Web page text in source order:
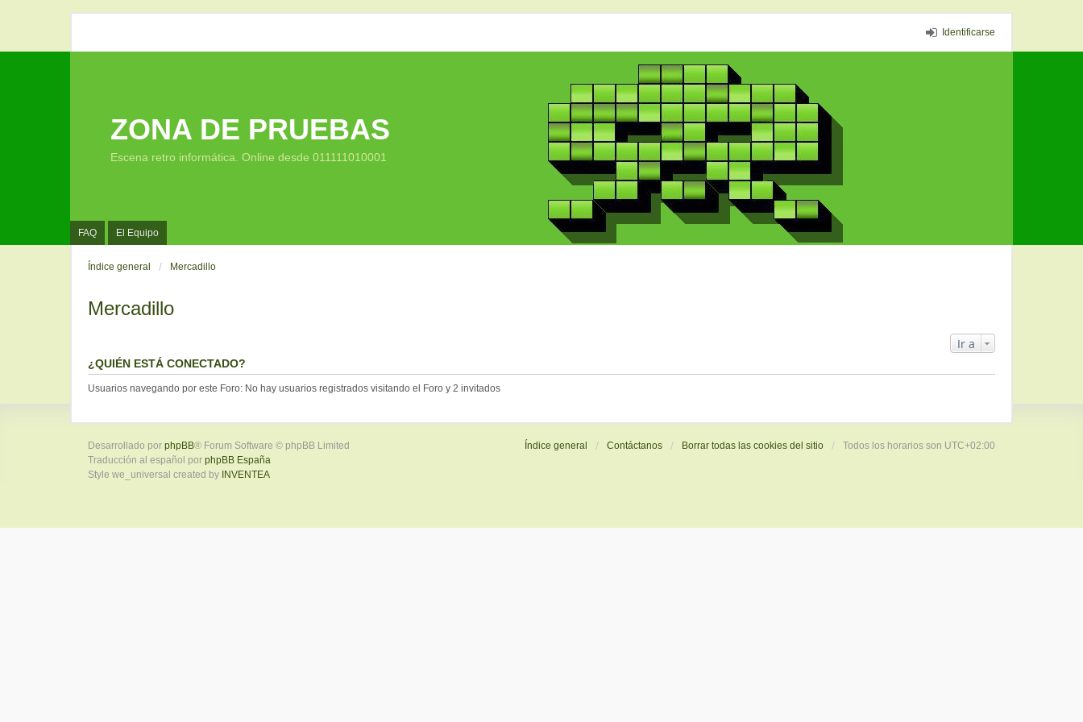
Identificarse
FAQ El Equipo
ZONA DE PRUEBAS
Escena retro informática. Online desde 011111010001
Índice general Mercadillo
Mercadillo
Ir a
¿QUIÉN ESTÁ CONECTADO?
Usuarios navegando por este Foro: No hay usuarios registrados visitando el Foro y 2 invitados
Índice general Contáctanos Borrar todas las cookies del sitio Todos los horarios son UTC+02:00
Desarrollado por phpBB® Forum Software © phpBB Limited
Traducción al español por phpBB España
Style we_universal created by INVENTEA